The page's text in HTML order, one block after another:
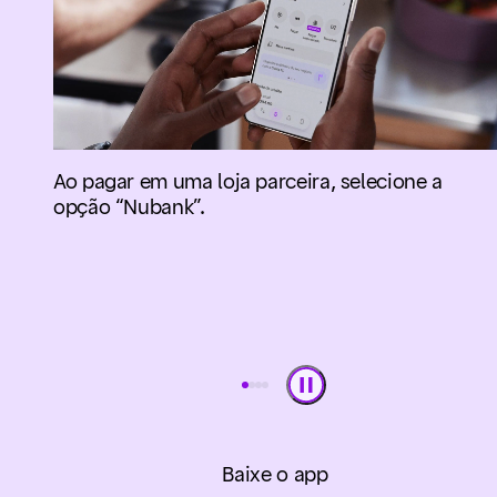
Brastemp e muito mais.
Se estiver no celular, você será direcionado
automaticamente para o app. No computador,
Baixe o app